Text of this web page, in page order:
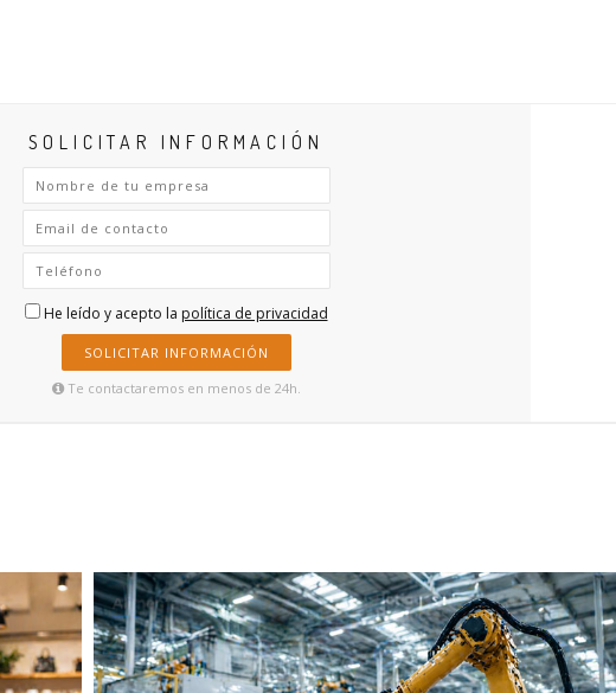
SOLICITAR INFORMACIÓN
He leído y acepto la política de privacidad
SOLICITAR INFORMACIÓN
Te contactaremos en menos de 24h.